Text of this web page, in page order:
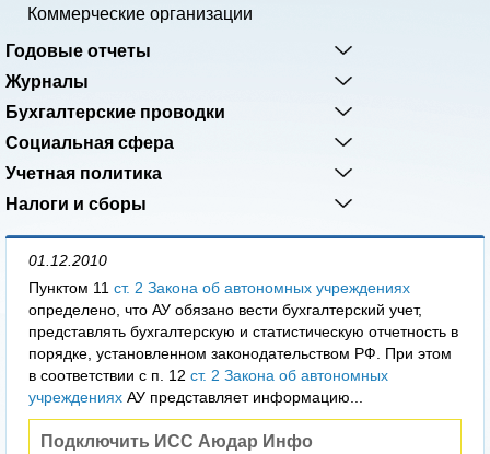
Коммерческие организации
Годовые отчеты
Журналы
Бухгалтерские проводки
Социальная сфера
Учетная политика
Налоги и сборы
01.12.2010
Пунктом 11 ст. 2 Закона об автономных учреждениях
определено, что АУ обязано вести бухгалтерский учет,
представлять бухгалтерскую и статистическую отчетность в
порядке, установленном законодательством РФ. При этом
в соответствии с п. 12 ст. 2 Закона об автономных
учреждениях АУ представляет информацию...
Подключить ИСС Аюдар Инфо